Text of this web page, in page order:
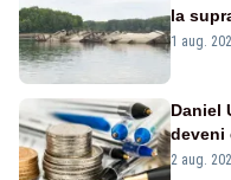
la
război
1 aug.
Daniel
deveni
2 aug.